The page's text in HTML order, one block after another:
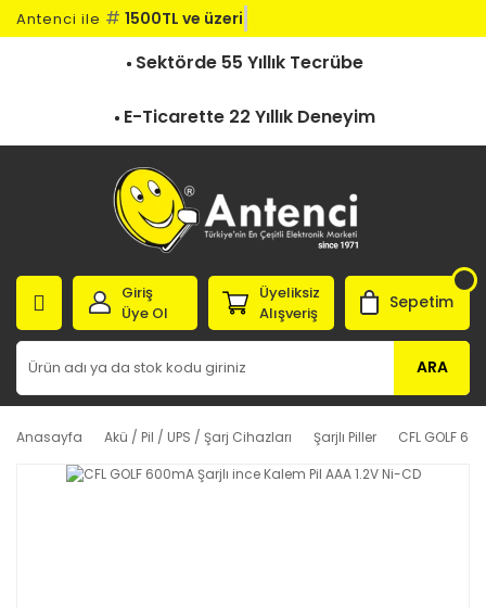
Antenci ile # 1500TL ve üzeri k
Sektörde 55 Yıllık Tecrübe
E-Ticarette 22 Yıllık Deneyim
ARA
Giriş
Üye Ol
Üyeliksiz
Alışveriş
Sepetim
Anasayfa Akü / Pil / UPS / Şarj Cihazları Şarjlı Piller CFL GOLF